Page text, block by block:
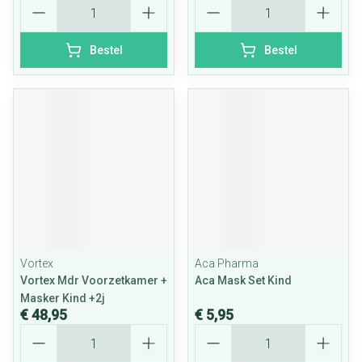
Bestel Bestel
Vortex
Vortex Mdr Voorzetkamer +
Masker Kind +2j
€ 48,95
Aca Pharma
Aca Mask Set Kind
€ 5,95